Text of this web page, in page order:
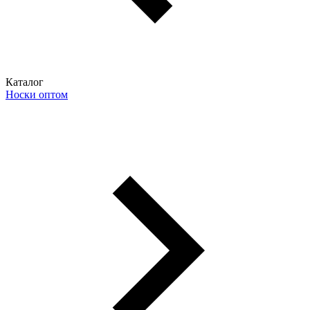
Каталог
Носки оптом